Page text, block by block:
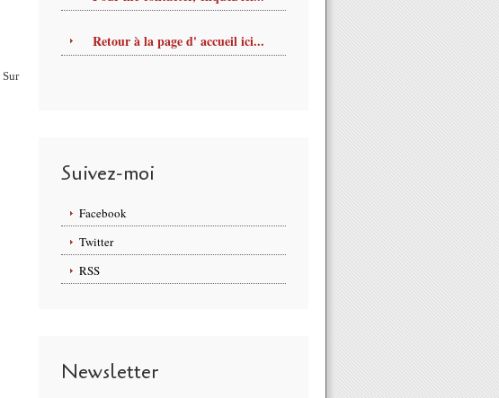
Sur
Retour à la page d' accueil ici...
Suivez-moi
Facebook
Twitter
RSS
Newsletter